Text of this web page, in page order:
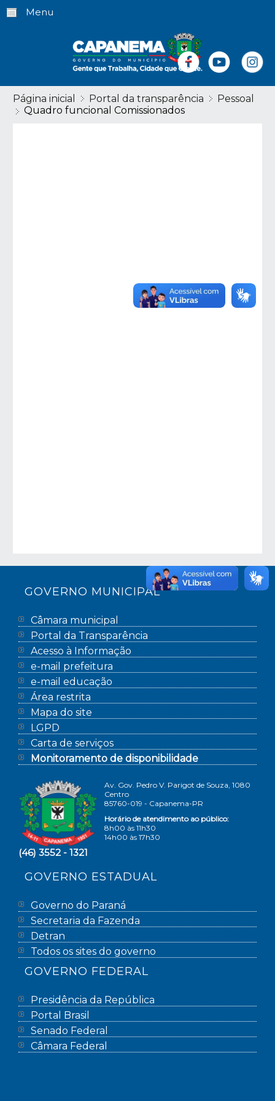
Menu
Página inicial Portal da transparência
Pessoal
Quadro funcional Comissionados
GOVERNO MUNICIPAL
Câmara municipal
Portal da Transparência
Acesso à Informação
e-mail prefeitura
e-mail educação
Área restrita
Mapa do site
LGPD
Carta de serviços
Monitoramento de disponibilidade
Av. Gov. Pedro V. Parigot de Souza, 1080
Centro
85760-019 - Capanema-PR
Horário de atendimento ao público:
8h00 às 11h30
14h00 às 17h30
(46) 3552 - 1321
GOVERNO ESTADUAL
Governo do Paraná
Secretaria da Fazenda
Detran
Todos os sites do governo
GOVERNO FEDERAL
Presidência da República
Portal Brasil
Senado Federal
Câmara Federal